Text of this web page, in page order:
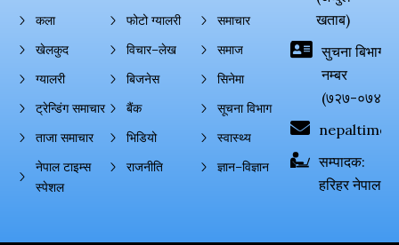
कला
खेलकुद
ग्यालरी
ट्रेन्डिंग समाचार
ताजा समाचार
नेपाल टाइम्स
स्पेशल
फोटो ग्यालरी
विचार–लेख
बिजनेस
बैंक
भिडियो
राजनीति
समाचार
समाज
सिनेमा
सूचना विभाग
स्वास्थ्य
ज्ञान–विज्ञान
खताब)
सुचना बिभाग
नम्बर
(७२७-०७४-
सम्पादक:
हरिहर नेपाल